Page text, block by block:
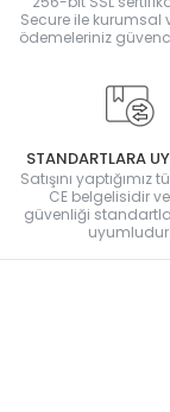
Secure ile kurumsal
ödemeleriniz
STANDARTLARA
Satışını yaptığımız
CE belgelisidir
güvenliği
uyumludur.